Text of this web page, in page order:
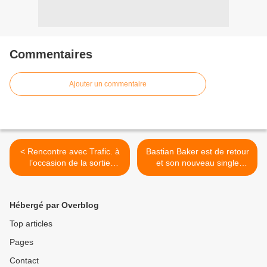
Commentaires
Ajouter un commentaire
< Rencontre avec Trafic. à
l’occasion de la sortie
imminente de leur premier
Bastian Baker est de retour
et son nouveau single
sonne comme un tube en
Hébergé par Overblog
Top articles
Pages
Contact